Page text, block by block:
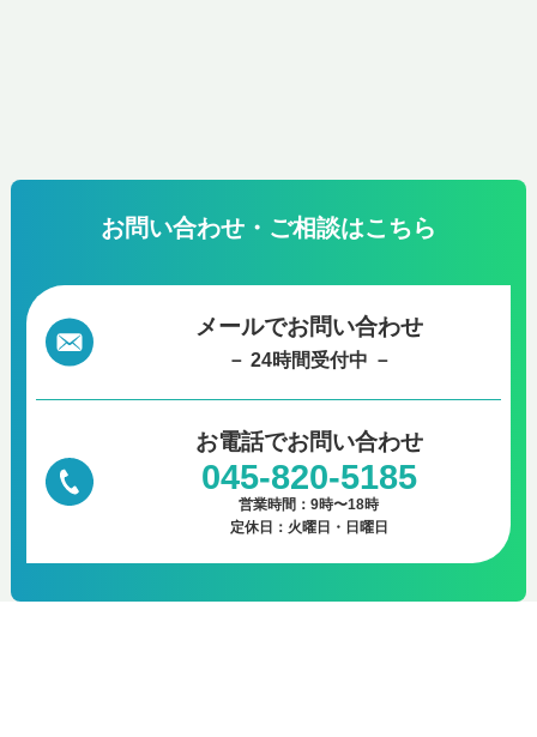
お問い合わせ・ご相談はこちら
メールでお問い合わせ
－ 24時間受付中 －
お電話でお問い合わせ
045-820-5185
営業時間：9時〜18時
定休日：火曜日・日曜日